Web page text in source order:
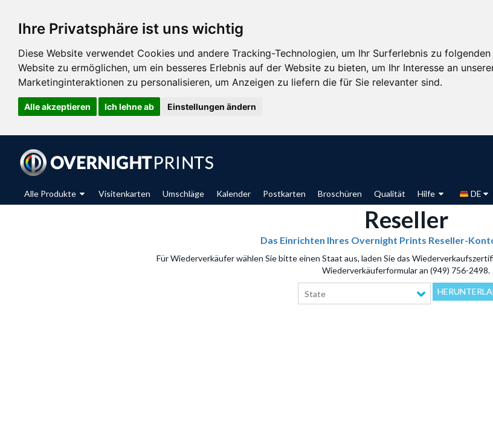
Ihre Privatsphäre ist uns wichtig
Diese Website verwendet Cookies und andere Tracking-Technologien, um Ihr Surferlebnis zu
Website zu ermöglichen, um ein besseres Erlebnis auf der Website zu bieten, um Ihr Interesse an
Marketinginteraktionen zu personalisieren, um Anzeigen zu liefern die für Sie relevanter sind.
Alle akzeptieren Ich lehne ab Einstellungen ändern
Alle Produkte Visitenkarten Umschläge Kalender Postkarten Broschüren Qualität Hilfe DE
Reseller
Das Einrichten Ihres Overnight Prints Reseller-
Für Wiederverkäufer wählen Sie bitte einen Staat aus, laden Sie das
Wiederverkäuferformular an (949) 756-2498.
State